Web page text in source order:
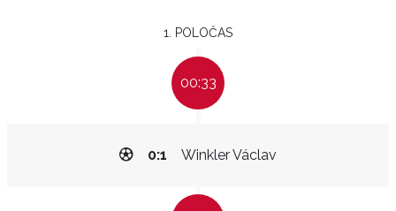
1. POLOČAS
00:33
Winkler Václav
0:1